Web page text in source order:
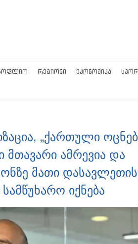
ᲠᲔᲒᲘᲝᲜᲘ ᲔᲙᲝᲜᲝᲛᲘᲙᲐ
„ქართული
ამრევია და
მათი
იქნება